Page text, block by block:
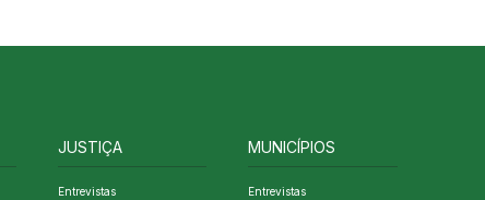
JUSTIÇA
Entrevistas
MUNICÍPIOS
Entrevistas